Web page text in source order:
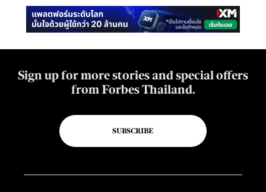
Sign up for more stories and special offers
from Forbes Thailand.
SUBSCRIBE